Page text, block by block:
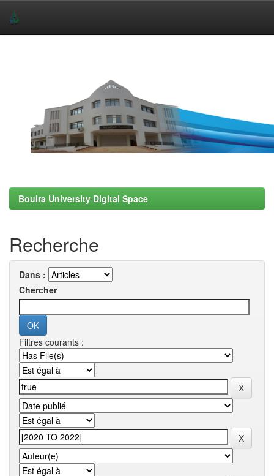
Bouira University Digital Space
Recherche
Dans :
Chercher
Filtres courants :